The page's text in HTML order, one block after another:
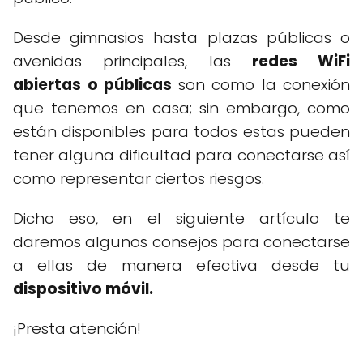
Desde gimnasios hasta plazas públicas o
avenidas principales, las redes WiFi
abiertas o públicas son como la conexión
que tenemos en casa; sin embargo, como
están disponibles para todos estas pueden
tener alguna dificultad para conectarse así
como representar ciertos riesgos.
Dicho eso, en el siguiente artículo te
daremos algunos consejos para conectarse
a ellas de manera efectiva desde tu
dispositivo móvil.
¡Presta atención!